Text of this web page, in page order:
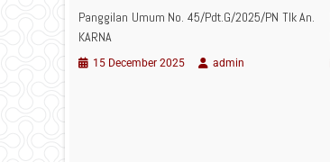
Panggilan Umum No. 45/Pdt.G/2025/PN Tlk An.
KARNA
15 December 2025 admin